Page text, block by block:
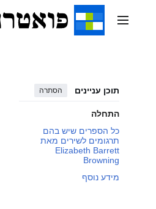
תפריט ראשי
תוכן עניינים הסתרה
התחלה
כל הספרים שיש בהם
תרגומים לשירים מאת
Elizabeth Barrett
Browning
מידע נוסף